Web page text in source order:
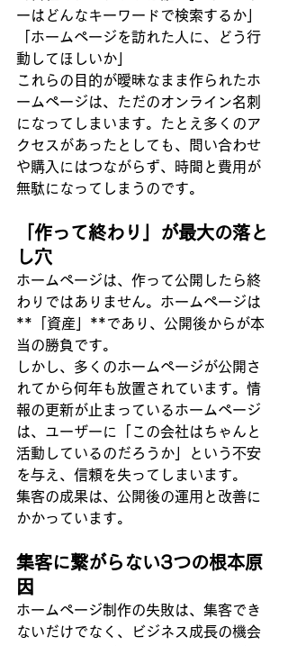
ーはどんなキーワードで検索するか」
「ホームページを訪れた人に、どう行
動してほしいか」
これらの目的が曖昧なまま作られたホ
ームページは、ただのオンライン名刺
になってしまいます。たとえ多くのア
クセスがあったとしても、問い合わせ
や購入にはつながらず、時間と費用が
無駄になってしまうのです。
「作って終わり」が最大の落と
し穴
ホームページは、作って公開したら終
わりではありません。ホームページは
**「資産」**であり、公開後からが本
当の勝負です。
しかし、多くのホームページが公開さ
れてから何年も放置されています。情
報の更新が止まっているホームページ
は、ユーザーに「この会社はちゃんと
活動しているのだろうか」という不安
を与え、信頼を失ってしまいます。
集客の成果は、公開後の運用と改善に
かかっています。
集客に繋がらない3つの根本原
因
ホームページ制作の失敗は、集客でき
ないだけでなく、ビジネス成長の機会